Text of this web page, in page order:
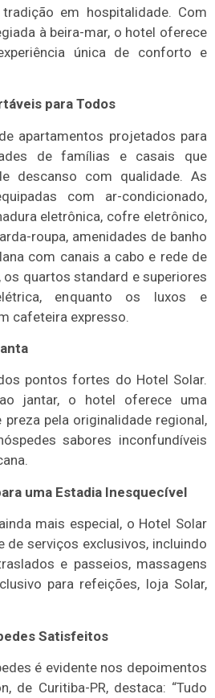
em hospitalidade. Com
à beira-mar, o hotel oferece
única de conforto e
para Todos
apartamentos projetados para
de famílias e casais que
descanso com qualidade. As
com ar-condicionado,
eletrônica, cofre eletrônico,
roupa, amenidades de banho
com canais a cabo e rede de
quartos standard e superiores
enquanto os luxos e
cafeteira expresso.
pontos fortes do Hotel Solar.
jantar, o hotel oferece uma
pela originalidade regional,
sabores inconfundíveis
uma Estadia Inesquecível
mais especial, o Hotel Solar
de serviços exclusivos, incluindo
e passeios, massagens
para refeições, loja Solar,
Satisfeitos
é evidente nos depoimentos
de Curitiba-PR, destaca: “Tudo